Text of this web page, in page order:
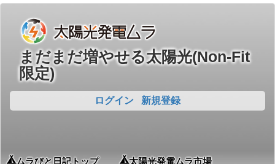
まだまだ増やせる太陽光(Non-Fit
限定)
ログイン 新規登録
ムラびと日記トップ
太陽光発電ムラ市場